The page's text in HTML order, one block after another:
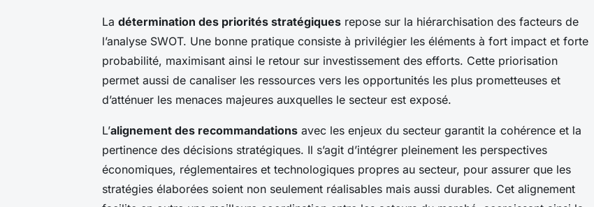
La détermination des priorités stratégiques repose sur la hiérarchisation des facteurs de
l’analyse SWOT. Une bonne pratique consiste à privilégier les éléments à fort impact et forte
probabilité, maximisant ainsi le retour sur investissement des efforts. Cette priorisation
permet aussi de canaliser les ressources vers les opportunités les plus prometteuses et
d’atténuer les menaces majeures auxquelles le secteur est exposé.
L’alignement des recommandations avec les enjeux du secteur garantit la cohérence et la
pertinence des décisions stratégiques. Il s’agit d’intégrer pleinement les perspectives
économiques, réglementaires et technologiques propres au secteur, pour assurer que les
stratégies élaborées soient non seulement réalisables mais aussi durables. Cet alignement